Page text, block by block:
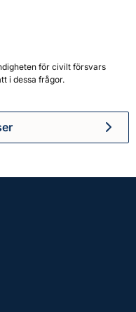
för civilt försvars
i dessa frågor.